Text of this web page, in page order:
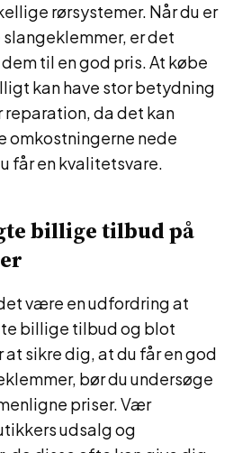
rørsystemer. Når du er
er det
til en god pris. At købe
kan have stor betydning
da det kan
omkostningerne nede
får en kvalitetsvare.
billige tilbud på
være en udfordring at
billige tilbud og blot
sikre dig, at du får en god
bør du undersøge
priser. Vær
udsalg og